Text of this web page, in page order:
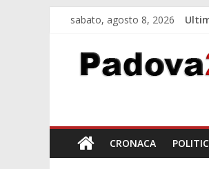
sabato, agosto 8, 2026
CRONACA